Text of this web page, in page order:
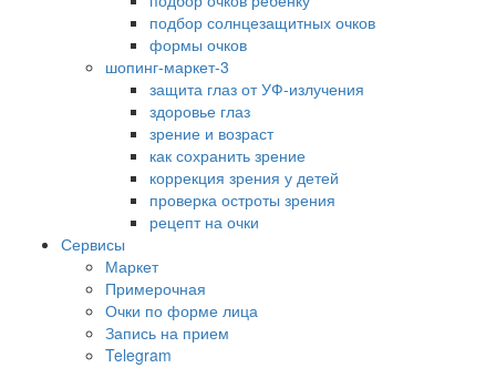
подбор солнцезащитных очков
формы очков
шопинг-маркет-3
защита глаз от УФ-излучения
здоровье глаз
зрение и возраст
как сохранить зрение
коррекция зрения у детей
проверка остроты зрения
рецепт на очки
Сервисы
Маркет
Примерочная
Очки по форме лица
Запись на прием
Telegram